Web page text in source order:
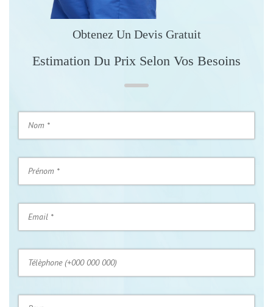
Obtenez Un Devis Gratuit
Estimation Du Prix Selon Vos Besoins